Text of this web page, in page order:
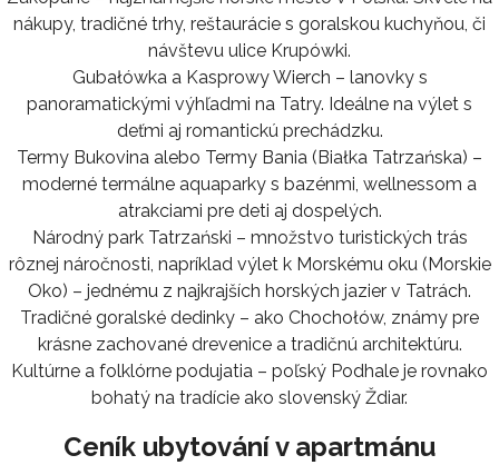
nákupy, tradičné trhy, reštaurácie s goralskou kuchyňou, či
návštevu ulice Krupówki.
Gubałówka a Kasprowy Wierch – lanovky s
panoramatickými výhľadmi na Tatry. Ideálne na výlet s
deťmi aj romantickú prechádzku.
Termy Bukovina alebo Termy Bania (Białka Tatrzańska) –
moderné termálne aquaparky s bazénmi, wellnessom a
atrakciami pre deti aj dospelých.
Národný park Tatrzański – množstvo turistických trás
rôznej náročnosti, napríklad výlet k Morskému oku (Morskie
Oko) – jednému z najkrajších horských jazier v Tatrách.
Tradičné goralské dedinky – ako Chochołów, známy pre
krásne zachované drevenice a tradičnú architektúru.
Kultúrne a folklórne podujatia – poľský Podhale je rovnako
bohatý na tradície ako slovenský Ždiar.
Ceník ubytování v apartmánu